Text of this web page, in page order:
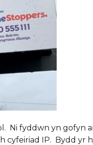
Ni fyddwn yn gofyn
cyfeiriad IP. Bydd yr